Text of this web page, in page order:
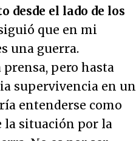
desde el lado de los
que en mi
una guerra.
pero hasta
supervivencia en un
entenderse como
la situación por la